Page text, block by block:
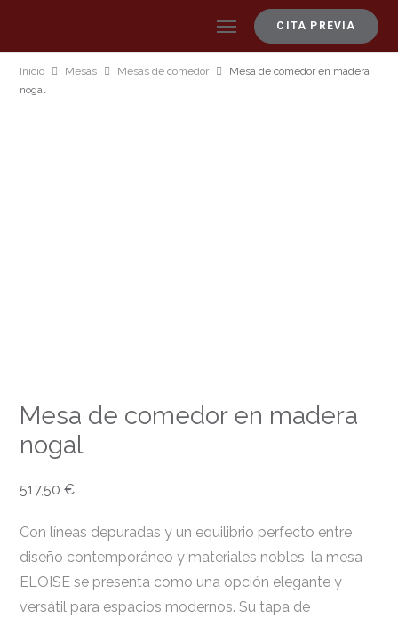
CITA PREVIA
Inicio Mesas Mesas de comedor
Mesa de comedor en madera
nogal
Mesa de comedor en madera
nogal
517,50€
Con líneas depuradas y un equilibrio perfecto entre
diseño contemporáneo y materiales nobles, la mesa
ELOISE se presenta como una opción elegante y
versátil para espacios modernos. Su tapa de